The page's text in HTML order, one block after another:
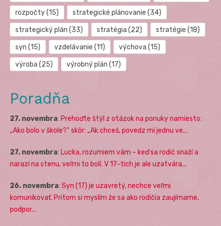
rozpočty(15) strategické plánovanie (34)
strategický plán (33) stratégia (22) stratégie (18)
syn (15) vzdelávanie (11) výchova (15)
výroba (25) výrobný plán (17)
Poradňa
27. novembra: Prehoďte štýl z otázok na ponuky namiesto:
„Ako bolo v škole?“ skôr: „Ak chceš, povedz mi jednu ve...
27. novembra: Lucka, rozumiem vám – keď sa rodič snaží a
narazí na stenu, veľmi to bolí. V 17-tich je ale uzatvára...
26. novembra: Syn (17) je uzavretý, nechce veľmi
komunikovať. Pritom si myslím že sa ako rodičia zaujímame,
podpor...